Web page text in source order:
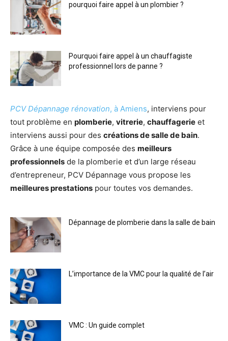
pourquoi faire appel à un plombier ?
Pourquoi faire appel à un chauffagiste
professionnel lors de panne ?
PCV Dépannage rénovation, à Amiens, interviens pour
tout problème en plomberie, vitrerie, chauffagerie et
interviens aussi pour des créations de salle de bain.
Grâce à une équipe composée des meilleurs
professionnels de la plomberie et d’un large réseau
d’entrepreneur, PCV Dépannage vous propose les
meilleures prestations pour toutes vos demandes.
Dépannage de plomberie dans la salle de bain
L’importance de la VMC pour la qualité de l’air
VMC : Un guide complet